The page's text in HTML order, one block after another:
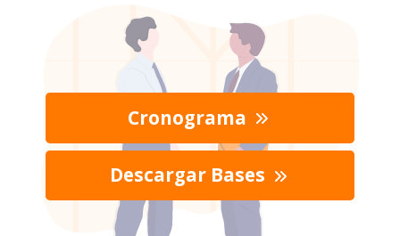
Cronograma
Descargar Bases